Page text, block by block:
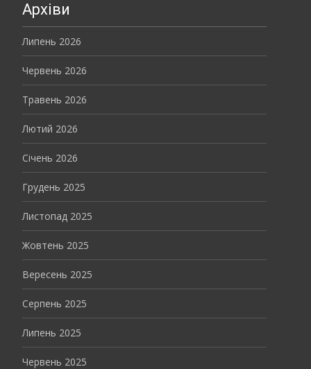
Архіви
Липень 2026
Червень 2026
Травень 2026
Лютий 2026
Січень 2026
Грудень 2025
Листопад 2025
Жовтень 2025
Вересень 2025
Серпень 2025
Липень 2025
Червень 2025